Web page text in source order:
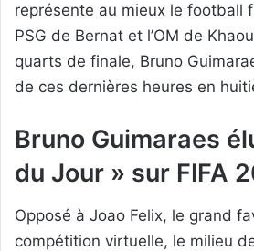
représente au mieux le football
PSG de Bernat et l’OM de
quarts de finale, Bruno
de ces dernières heures en
Bruno Guimaraes
du Jour » sur FIFA
Opposé à Joao Felix, le grand
compétition virtuelle, le milieu